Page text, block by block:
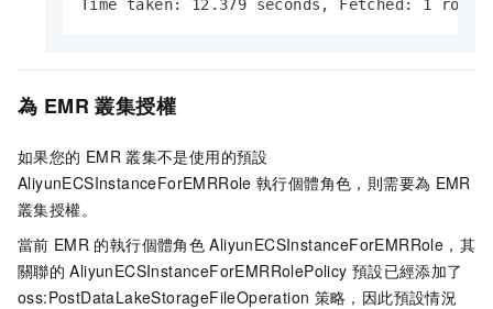
Time taken: 12.379 seconds, Fetched: 1
為 EMR 叢集授權
如果您的 EMR 叢集不是使用的預設
AliyunECSInstanceForEMRRole 執行個體角色，則需要為 EMR
叢集授權。
當前 EMR 的執行個體角色 AliyunECSInstanceForEMRRole，其
關聯的 AliyunECSInstanceForEMRRolePolicy 預設已經添加了
oss:PostDataLakeStorageFileOperation 策略，因此預設情況